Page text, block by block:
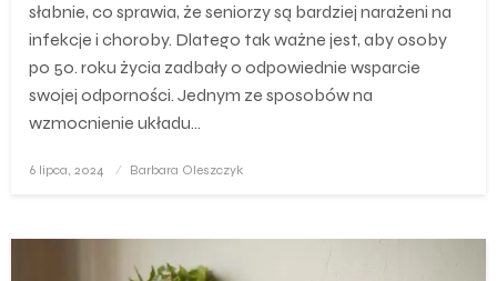
słabnie, co sprawia, że seniorzy są bardziej narażeni na
infekcje i choroby. Dlatego tak ważne jest, aby osoby
po 50. roku życia zadbały o odpowiednie wsparcie
swojej odporności. Jednym ze sposobów na
wzmocnienie układu…
Opublikowane
6 lipca, 2024 Barbara Oleszczyk